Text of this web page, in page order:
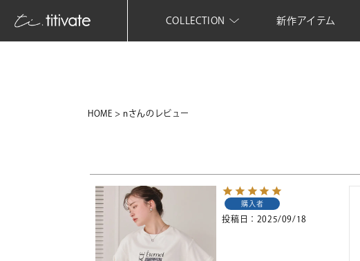
COLLECTION 新作アイテム
HOME nさんのレビュー
購入者
投稿日 2025/09/18